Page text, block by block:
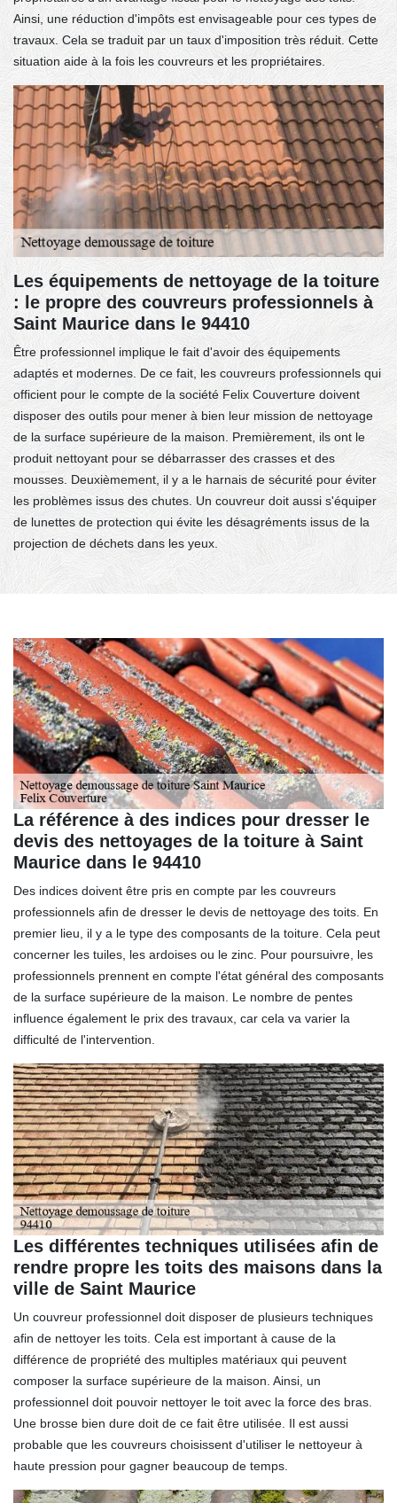
Ainsi, une réduction d'impôts est envisageable pour ces types de
travaux. Cela se traduit par un taux d'imposition très réduit. Cette
situation aide à la fois les couvreurs et les propriétaires.
Les équipements de nettoyage de la toiture
: le propre des couvreurs professionnels à
Saint Maurice dans le 94410
Être professionnel implique le fait d'avoir des équipements
adaptés et modernes. De ce fait, les couvreurs professionnels qui
officient pour le compte de la société Felix Couverture doivent
disposer des outils pour mener à bien leur mission de nettoyage
de la surface supérieure de la maison. Premièrement, ils ont le
produit nettoyant pour se débarrasser des crasses et des
mousses. Deuxièmement, il y a le harnais de sécurité pour éviter
les problèmes issus des chutes. Un couvreur doit aussi s'équiper
de lunettes de protection qui évite les désagréments issus de la
projection de déchets dans les yeux.
La référence à des indices pour dresser le
devis des nettoyages de la toiture à Saint
Maurice dans le 94410
Des indices doivent être pris en compte par les couvreurs
professionnels afin de dresser le devis de nettoyage des toits. En
premier lieu, il y a le type des composants de la toiture. Cela peut
concerner les tuiles, les ardoises ou le zinc. Pour poursuivre, les
professionnels prennent en compte l'état général des composants
de la surface supérieure de la maison. Le nombre de pentes
influence également le prix des travaux, car cela va varier la
difficulté de l'intervention.
Les différentes techniques utilisées afin de
rendre propre les toits des maisons dans la
ville de Saint Maurice
Un couvreur professionnel doit disposer de plusieurs techniques
afin de nettoyer les toits. Cela est important à cause de la
différence de propriété des multiples matériaux qui peuvent
composer la surface supérieure de la maison. Ainsi, un
professionnel doit pouvoir nettoyer le toit avec la force des bras.
Une brosse bien dure doit de ce fait être utilisée. Il est aussi
probable que les couvreurs choisissent d'utiliser le nettoyeur à
haute pression pour gagner beaucoup de temps.